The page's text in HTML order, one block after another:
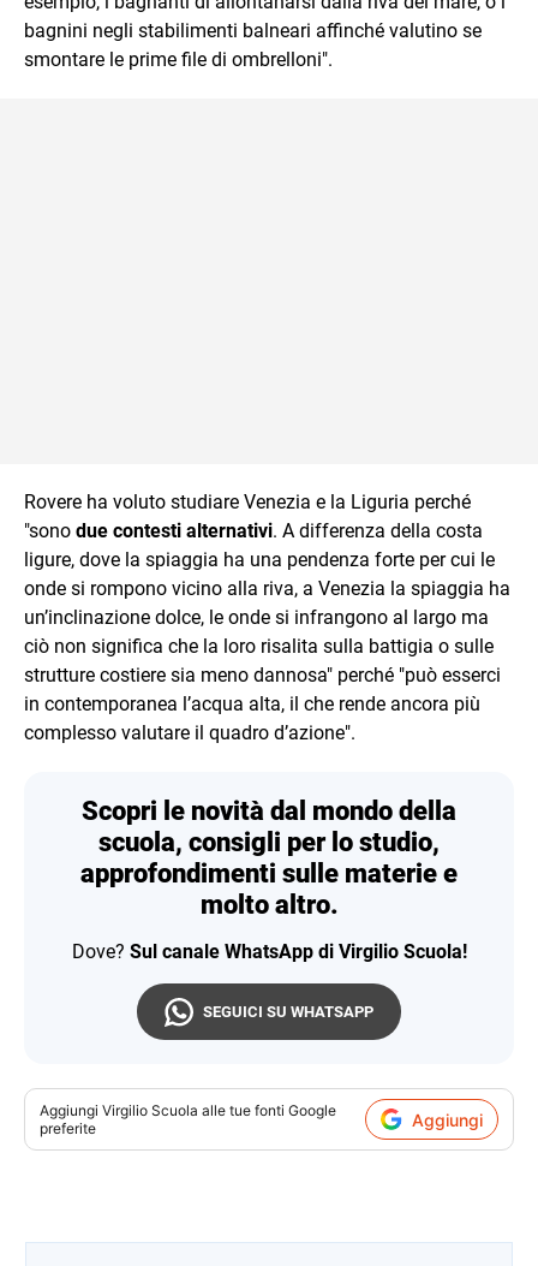
bagnini negli stabilimenti balneari affinché valutino se
smontare le prime file di ombrelloni".
Rovere ha voluto studiare Venezia e la Liguria perché
"sono due contesti alternativi. A differenza della costa
ligure, dove la spiaggia ha una pendenza forte per cui le
onde si rompono vicino alla riva, a Venezia la spiaggia ha
un’inclinazione dolce, le onde si infrangono al largo ma
ciò non significa che la loro risalita sulla battigia o sulle
strutture costiere sia meno dannosa" perché "può esserci
in contemporanea l’acqua alta, il che rende ancora più
complesso valutare il quadro d’azione".
Scopri le novità dal mondo della
scuola, consigli per lo studio,
approfondimenti sulle materie e
molto altro.
Dove? Sul canale WhatsApp di Virgilio Scuola!
SEGUICI SU WHATSAPP
Aggiungi Virgilio Scuola alle tue fonti Google
preferite
Aggiungi